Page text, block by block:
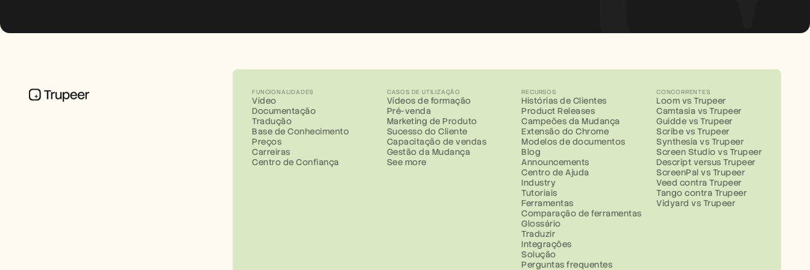
FUNCIONALIDADES
Vídeo
Documentação
Tradução
Base de Conhecimento
Preços
Carreiras
Centro de Confiança
CASOS DE UTILIZAÇÃO
Vídeos de formação
Pré-venda
Marketing de Produto
Sucesso do Cliente
Capacitação de vendas
Gestão da Mudança
See more
RECURSOS
Histórias de Clientes
Product Releases
Campeões da Mudança
Extensão do Chrome
Modelos de documentos
Blog
Announcements
Centro de Ajuda
Industry
Tutoriais
Ferramentas
Comparação de ferramentas
Glossário
Traduzir
Integrações
Solução
Perguntas frequentes
CONCORRENTES
Loom vs Trupeer
Camtasia vs Trupeer
Guidde vs Trupeer
Scribe vs Trupeer
Synthesia vs Trupeer
Screen Studio vs Trupeer
Descript versus Trupeer
ScreenPal vs Trupeer
Veed contra Trupeer
Tango contra Trupeer
Vidyard vs Trupeer